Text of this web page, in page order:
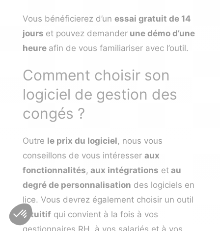
Vous bénéficierez d’un essai gratuit de 14
jours et pouvez demander une démo d’une
heure afin de vous familiariser avec l’outil.
Comment choisir son
logiciel de gestion des
congés ?
Outre le prix du logiciel, nous vous
conseillons de vous intéresser aux
fonctionnalités, aux intégrations et au
degré de personnalisation des logiciels en
lice. Vous devrez également choisir un outil
intuitif qui convient à la fois à vos